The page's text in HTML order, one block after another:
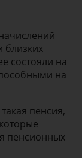
близких
состояли на
на
пенсия,
пенсионных